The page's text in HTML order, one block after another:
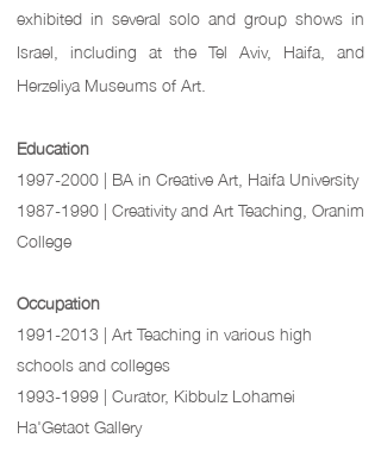
exhibited in several solo and group shows in
Israel, including at the Tel Aviv, Haifa, and
Herzeliya Museums of Art.
Education
1997-2000 | BA in Creative Art, Haifa University
1987-1990 | Creativity and Art Teaching, Oranim
College
Occupation
1991-2013 | Art Teaching in various high
schools and colleges
1993-1999 | Curator, Kibbulz Lohamei
Ha'Getaot Gallery